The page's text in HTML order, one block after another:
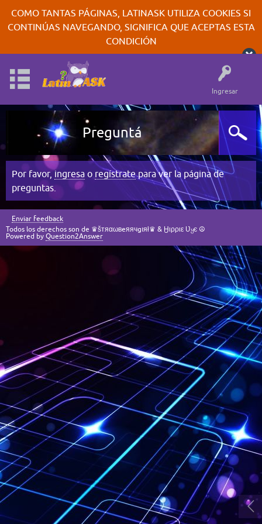
COMO TANTAS PÁGINAS, LATINASK UTILIZA COOKIES SI
CONTINÚAS NAVEGANDO, SIGNIFICA QUE ACEPTAS ESTA
CONDICIÓN
Ingresar
Preguntá
Por favor,ingresa o regístratepara ver la página de
preguntas.
Enviar feedback
Todos los derechos son de ♛šтяαωвeяячgıяł♛ & Ӈιρριε Ʋყє ☮
Powered by Question2Answer